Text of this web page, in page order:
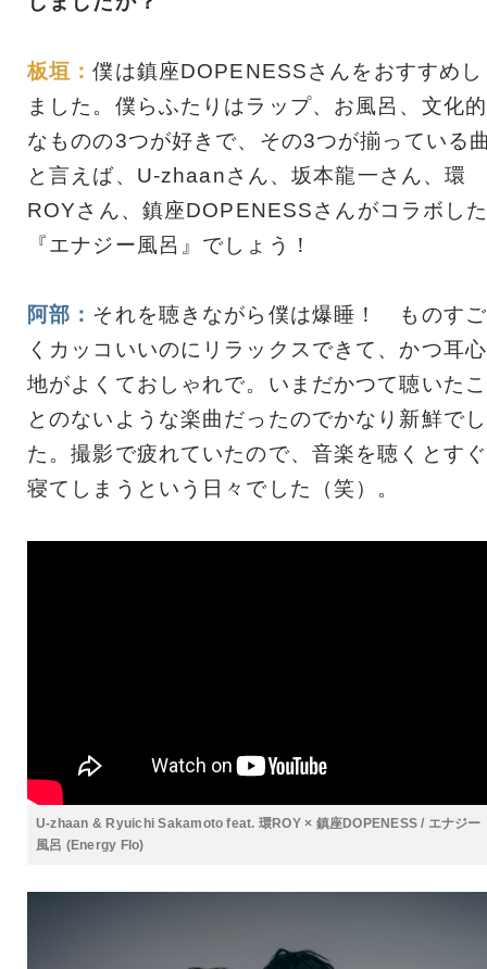
板垣：僕は鎮座DOPENESSさんをおすすめし
ました。僕らふたりはラップ、お風呂、文化的
なものの3つが好きで、その3つが揃っている
と言えば、U-zhaanさん、坂本龍一さん、環
ROYさん、鎮座DOPENESSさんがコラボし
『エナジー風呂』でしょう！
阿部： それを聴きながら僕は爆睡！ ものすご
くカッコいいのにリラックスできて、かつ耳心
地がよくておしゃれで。いまだかつて聴いたこ
とのないような楽曲だったのでかなり新鮮でし
た。撮影で疲れていたので、音楽を聴くとすぐ
寝てしまうという日々でした（笑）。
U-zhaan & Ryuichi Sakamoto feat. 環ROY × 鎮座DOPENESS / エナジー
風呂 (Energy Flo)